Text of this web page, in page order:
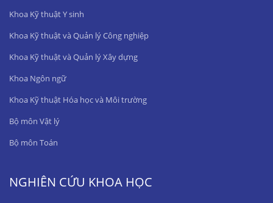
Khoa Kỹ thuật Y sinh
Khoa Kỹ thuật và Quản lý Công nghiệp
Khoa Kỹ thuật và Quản lý Xây dựng
Khoa Ngôn ngữ
Khoa Kỹ thuật Hóa học và Môi trường
Bộ môn Vật lý
Bộ môn Toán
NGHIÊN CỨU KHOA HỌC